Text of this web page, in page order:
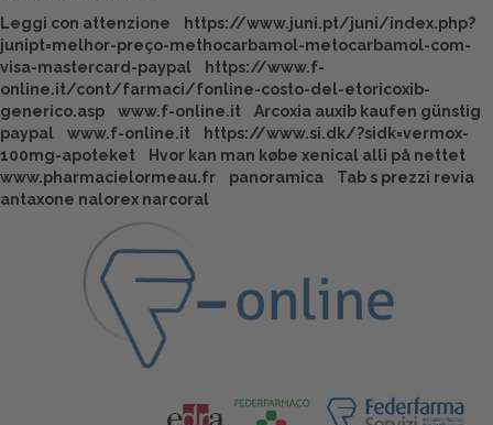
Leggi con attenzione
https://www.juni.pt/juni/index.php?
junipt=melhor-preço-methocarbamol-metocarbamol-com-
visa-mastercard-paypal
https://www.f-
online.it/cont/farmaci/fonline-costo-del-etoricoxib-
generico.asp
www.f-online.it
Arcoxia auxib kaufen günstig
paypal
www.f-online.it
https://www.si.dk/?sidk=vermox-
100mg-apoteket
Hvor kan man købe xenical alli på nettet
www.pharmacielormeau.fr
panoramica
Tab s prezzi revia
antaxone nalorex narcoral